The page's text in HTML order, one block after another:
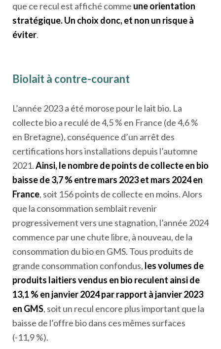
que ce recul est affiché comme une orientation
stratégique. Un choix donc, et non un risque à
éviter.
Biolait à contre-courant
L’année 2023 a été morose pour le lait bio. La
collecte bio a reculé de 4,5 % en France (de 4,6 %
en Bretagne), conséquence d’un arrêt des
certifications hors installations depuis l’automne
2021.Ainsi, le nombre de points de collecte en bio
baisse de 3,7 % entre mars 2023 et mars 2024 en
France, soit 156 points de collecte en moins. Alors
que la consommation semblait revenir
progressivement vers une stagnation, l’année 2024
commence par une chute libre, à nouveau, de la
consommation du bio en GMS. Tous produits de
grande consommation confondus, les volumes de
produits laitiers vendus en bio reculent ainsi de
13,1 % en janvier 2024 par rapport à janvier 2023
en GMS, soit un recul encore plus important que la
baisse de l’offre bio dans ces mêmes surfaces
(-11,9 %).